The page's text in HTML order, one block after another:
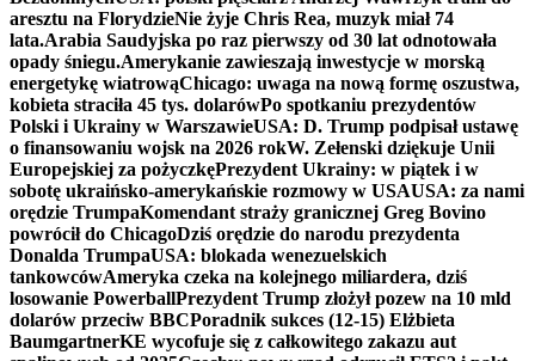
aresztu na FlorydzieNie żyje Chris Rea, muzyk miał 74
lata.Arabia Saudyjska po raz pierwszy od 30 lat odnotowała
opady śniegu.Amerykanie zawieszają inwestycje w morską
energetykę wiatrowąChicago: uwaga na nową formę oszustwa,
kobieta straciła 45 tys. dolarówPo spotkaniu prezydentów
Polski i Ukrainy w WarszawieUSA: D. Trump podpisał ustawę
o finansowaniu wojsk na 2026 rokW. Zełenski dziękuje Unii
Europejskiej za pożyczkęPrezydent Ukrainy: w piątek i w
sobotę ukraińsko-amerykańskie rozmowy w USAUSA: za nami
orędzie TrumpaKomendant straży granicznej Greg Bovino
powrócił do ChicagoDziś orędzie do narodu prezydenta
Donalda TrumpaUSA: blokada wenezuelskich
tankowcówAmeryka czeka na kolejnego miliardera, dziś
losowanie PowerballPrezydent Trump złożył pozew na 10 mld
dolarów przeciw BBCPoradnik sukces (12-15) Elżbieta
BaumgartnerKE wycofuje się z całkowitego zakazu aut